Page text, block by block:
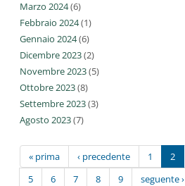
Marzo 2024(6)
Febbraio 2024(1)
Gennaio 2024(6)
Dicembre 2023(2)
Novembre 2023(5)
Ottobre 2023(8)
Settembre 2023(3)
Agosto 2023(7)
« prima ‹ precedente 1 2
5
6 7 8 9
seguente ›